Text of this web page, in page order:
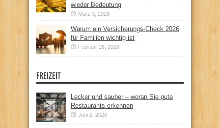
wieder Bedeutung
März 3, 2026
Warum ein Versicherungs-Check 2026
für Familien wichtig ist
Februar 26, 2026
FREIZEIT
Lecker und sauber – woran Sie gute
Restaurants erkennen
Juni 2, 2026